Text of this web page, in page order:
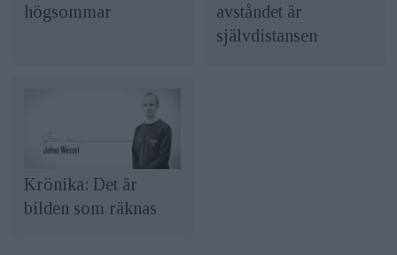
högsommar
avståndet är
självdistansen
Krönika: Det är
bilden som räknas